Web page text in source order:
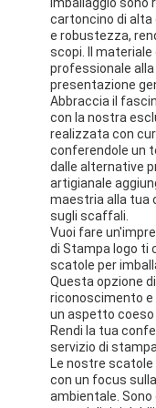
cartoncino di
e robustezza,
scopi. Il
professionale
presentazione
Abbraccia il
con la nostra
realizzata con
conferendole un
dalle alternative
artigianale
maestria alla tua
sugli scaffali.
Vuoi fare
di Stampa logo ti
scatole per
Questa opzione
riconoscimento e
un aspetto coeso
Rendi la tua
servizio di stampa
Le nostre
con un focus
ambientale.